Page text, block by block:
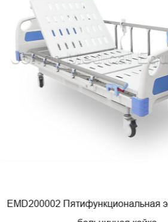
MD200002 3-